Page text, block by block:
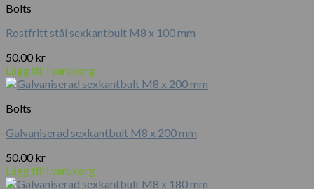
Bolts
Rostfritt stål sexkantbult M8 x 100 mm
50.00 kr
Lägg till i varukorg
Bolts
Galvaniserad sexkantbult M8 x 200 mm
50.00 kr
Lägg till i varukorg